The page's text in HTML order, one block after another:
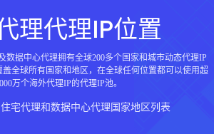
理代理IP位置
数据中心代理拥有全球200多个国家和城市动态代理IP
全球所有国家和地区，在全球任何位置都可以使用超
万个海外代理IP的代理IP池。
住宅代理和数据中心代理国家地区列表